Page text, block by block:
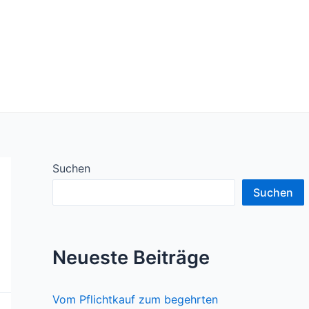
Suchen
Suchen
Neueste Beiträge
Vom Pflichtkauf zum begehrten